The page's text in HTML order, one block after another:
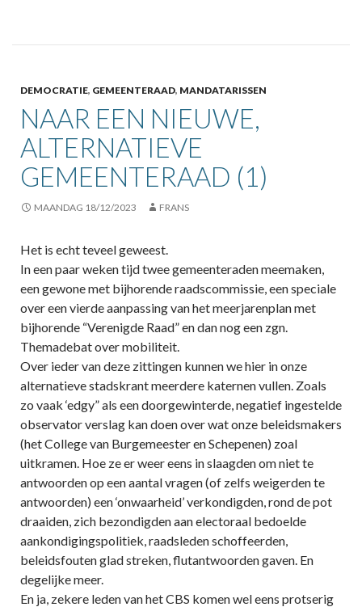
DEMOCRATIE, GEMEENTERAAD, MANDATARISSEN
NAAR EEN NIEUWE,
ALTERNATIEVE
GEMEENTERAAD (1)
MAANDAG 18/12/2023 FRANS
Het is echt teveel geweest.
In een paar weken tijd twee gemeenteraden meemaken,
een gewone met bijhorende raadscommissie, een speciale
over een vierde aanpassing van het meerjarenplan met
bijhorende “Verenigde Raad” en dan nog een zgn.
Themadebat over mobiliteit.
Over ieder van deze zittingen kunnen we hier in onze
alternatieve stadskrant meerdere katernen vullen. Zoals
zo vaak ‘edgy” als een doorgewinterde, negatief ingestelde
observator verslag kan doen over wat onze beleidsmakers
(het College van Burgemeester en Schepenen) zoal
uitkramen. Hoe ze er weer eens in slaagden om niet te
antwoorden op een aantal vragen (of zelfs weigerden te
antwoorden) een ‘onwaarheid’ verkondigden, rond de pot
draaiden, zich bezondigden aan electoraal bedoelde
aankondigingspolitiek, raadsleden schoffeerden,
beleidsfouten glad streken, flutantwoorden gaven. En
degelijke meer.
En ja, zekere leden van het CBS komen wel eens protserig